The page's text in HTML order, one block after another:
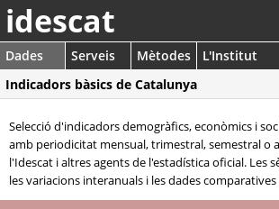
idescat
Dades Serveis Mètodes
L'Institut
Indicadors bàsics de Catalunya
Selecció d'indicadors demogràfics, econòmics i
amb periodicitat mensual, trimestral, semestral o
l'Idescat i altres agents de l'estadística oficial. Les
les variacions interanuals i les dades